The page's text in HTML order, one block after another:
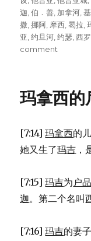
迦 ,伯．善 加拿河 ,
撒 ,挪阿 摩西 ,曷拉 ,
亚 ,约旦河 ,约瑟 ,西
comment
玛
半
支
土
地
13)
玛拿西的
[7:14]玛拿西的
她又生了玛吉 ，
[7:15]玛吉为 户
迦。第二个名叫
[7:16]玛吉的妻